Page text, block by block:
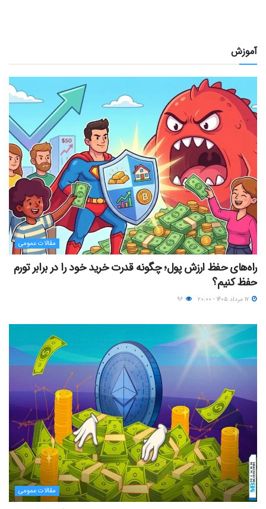
آموزش
مقالات عمومی
راه‌های حفظ ارزش پول؛ چگونه قدرت خرید خود را در برابر تورم
حفظ کنیم؟
مقالات عمومی